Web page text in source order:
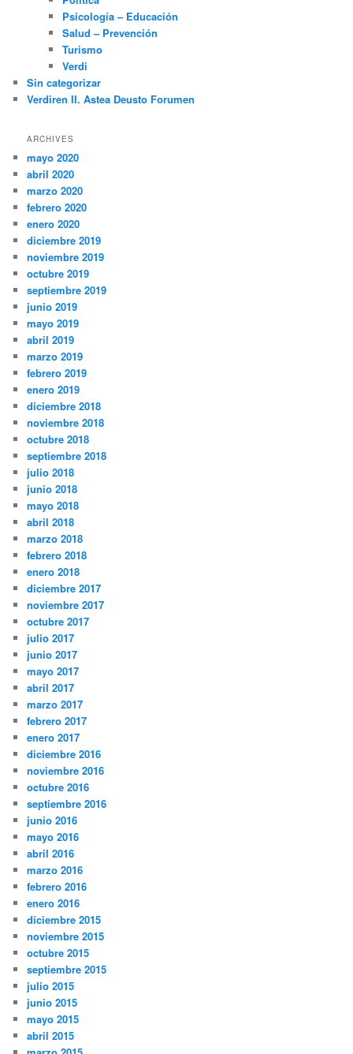
Psicología – Educación
Salud – Prevención
Turismo
Verdi
Sin categorizar
Verdiren II. Astea Deusto Forumen
ARCHIVES
mayo 2020
abril 2020
marzo 2020
febrero 2020
enero 2020
diciembre 2019
noviembre 2019
octubre 2019
septiembre 2019
junio 2019
mayo 2019
abril 2019
marzo 2019
febrero 2019
enero 2019
diciembre 2018
noviembre 2018
octubre 2018
septiembre 2018
julio 2018
junio 2018
mayo 2018
abril 2018
marzo 2018
febrero 2018
enero 2018
diciembre 2017
noviembre 2017
octubre 2017
julio 2017
junio 2017
mayo 2017
abril 2017
marzo 2017
febrero 2017
enero 2017
diciembre 2016
noviembre 2016
octubre 2016
septiembre 2016
junio 2016
mayo 2016
abril 2016
marzo 2016
febrero 2016
enero 2016
diciembre 2015
noviembre 2015
octubre 2015
septiembre 2015
julio 2015
junio 2015
mayo 2015
abril 2015